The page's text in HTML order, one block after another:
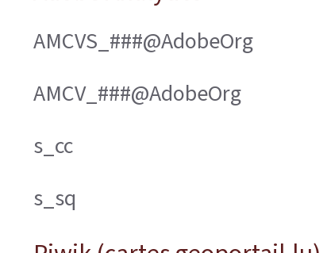
AMCVS_###@AdobeOrg
AMCV_###@AdobeOrg
s_cc
s_sq